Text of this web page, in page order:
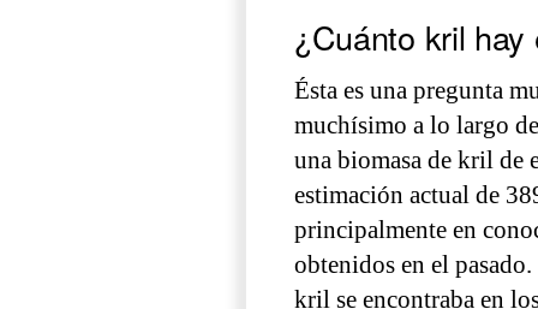
¿Cuánto kril
Ésta es una pregunta
muchísimo a lo largo
una biomasa de kril de
estimación actual de
principalmente en
obtenidos en el
kril se encontraba en